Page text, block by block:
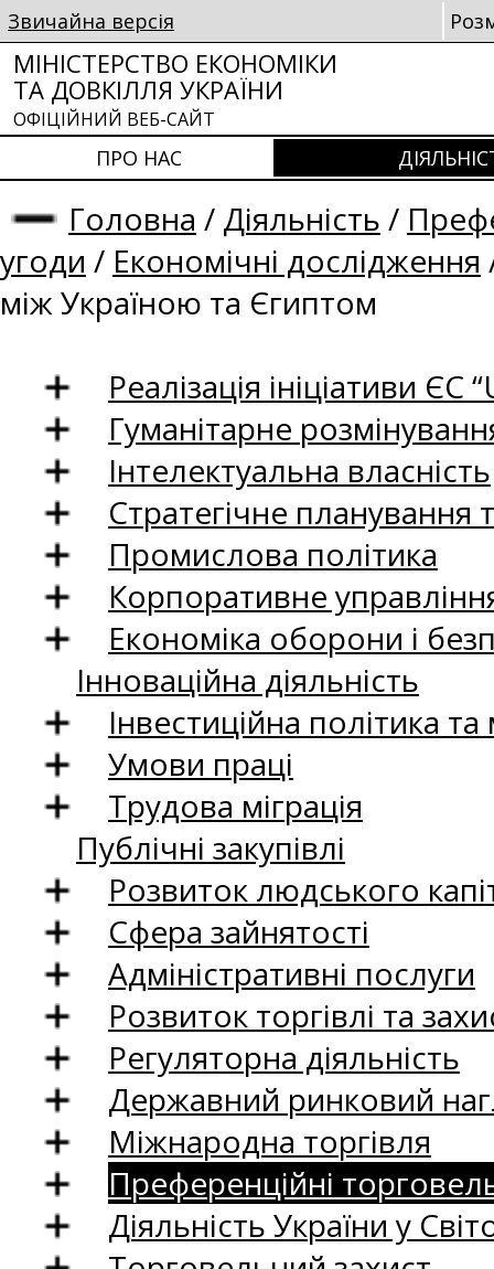
Звичайна версія
МІНІСТЕРСТВО ЕКОНОМІКИ
ТА ДОВКІЛЛЯ УКРАЇНИ
ОФІЦІЙНИЙ ВЕБ-САЙТ
ПРО НАС
Головна / Діяльність /
угоди / Економічні дослідження
між Україною та Єгиптом
Реалізація ініціативи ЄС
Гуманітарне
Інтелектуальна власність
Стратегічне
Промислова політика
Корпоративне
Економіка оборони і
Інноваційна діяльність
Інвестиційна політика
Умови праці
Трудова міграція
Публічні закупівлі
Розвиток людського
Сфера зайнятості
Адміністративні послуги
Розвиток торгівлі та
Регуляторна діяльність
Державний ринковий
Міжнародна торгівля
Преференційні
Діяльність України у